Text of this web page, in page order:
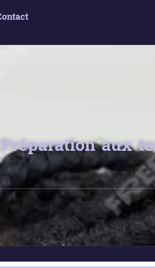
aux